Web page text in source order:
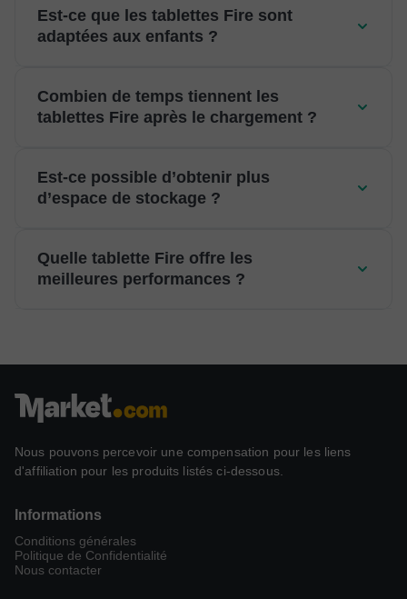
Est-ce que les tablettes Fire sont
adaptées aux enfants ?
Combien de temps tiennent les
tablettes Fire après le chargement ?
Est-ce possible d’obtenir plus
d’espace de stockage ?
Quelle tablette Fire offre les
meilleures performances ?
Nous pouvons percevoir une compensation pour les liens
d'affiliation pour les produits listés ci-dessous.
Informations
Conditions générales
Politique de Confidentialité
Nous contacter